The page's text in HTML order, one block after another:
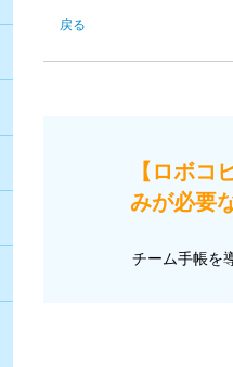
戻る
【ロボコ
みが必要
チーム手帳を